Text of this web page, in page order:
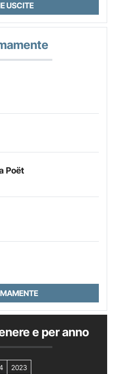
USCITE
Poët
e per anno
2023